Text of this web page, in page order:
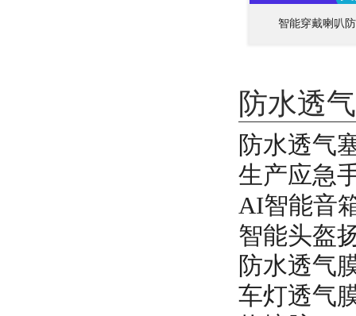
智能穿戴喇叭
防水透
防水透气
生产应急
AI智能音
智能头盔
防水透气
车灯透气